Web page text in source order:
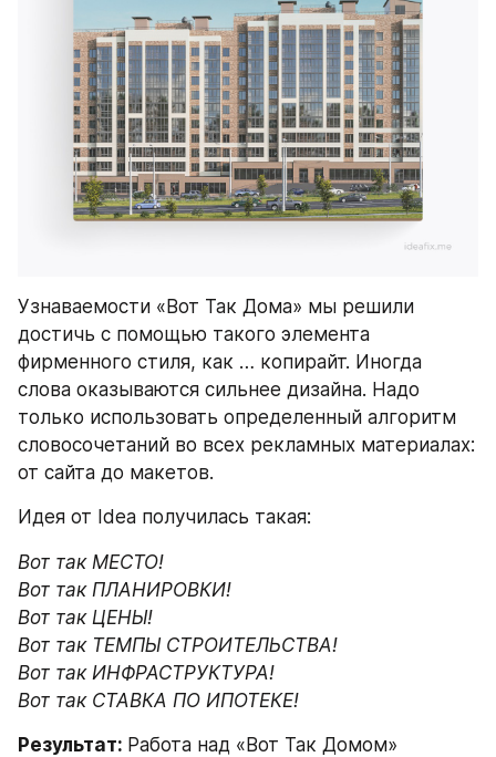
Узнаваемости «Вот Так Дома» мы решили
достичь с помощью такого элемента
фирменного стиля, как … копирайт. Иногда
слова оказываются сильнее дизайна. Надо
только использовать определенный алгоритм
словосочетаний во всех рекламных материалах:
от сайта до макетов.
Идея от Idea получилась такая:
Вот так МЕСТО!
Вот так ПЛАНИРОВКИ!
Вот так ЦЕНЫ!
Вот так ТЕМПЫ СТРОИТЕЛЬСТВА!
Вот так ИНФРАСТРУКТУРА!
Вот так СТАВКА ПО ИПОТЕКЕ!
Результат: Работа над «Вот Так Домом»